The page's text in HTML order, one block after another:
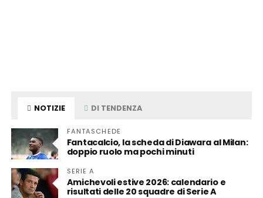
NOTIZIE DI TENDENZA
FANTASCHEDE
Fantacalcio, la scheda di Diawara al Milan:
doppio ruolo ma pochi minuti
SERIE A
Amichevoli estive 2026: calendario e
risultati delle 20 squadre di Serie A